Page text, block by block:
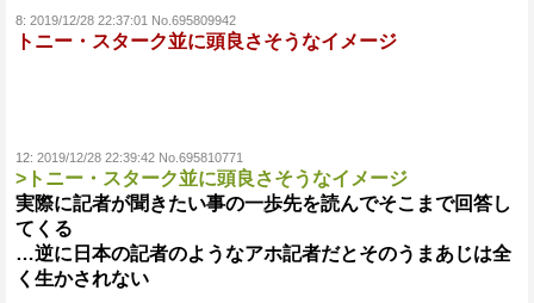
8: 2019/12/28 22:37:01 No.695809942
トニー・スターク並に頭良さそうなイメージ
12: 2019/12/28 22:39:42 No.695810771
>トニー・スターク並に頭良さそうなイメージ
実際に記者が聞きたい事の一歩先を読んでそこまで回答し
てくる
…逆に日本の記者のようなアホ記者だとそのうまあじは全
く生かされない